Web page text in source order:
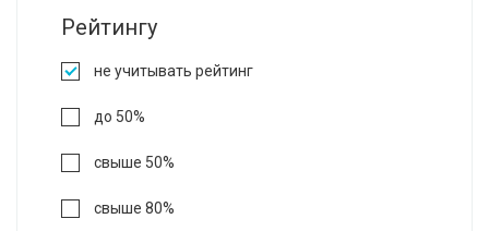
Рейтингу
не учитывать рейтинг
до 50%
свыше 50%
свыше 80%